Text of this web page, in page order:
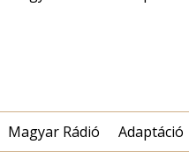
Magyar Rádió Adaptáció